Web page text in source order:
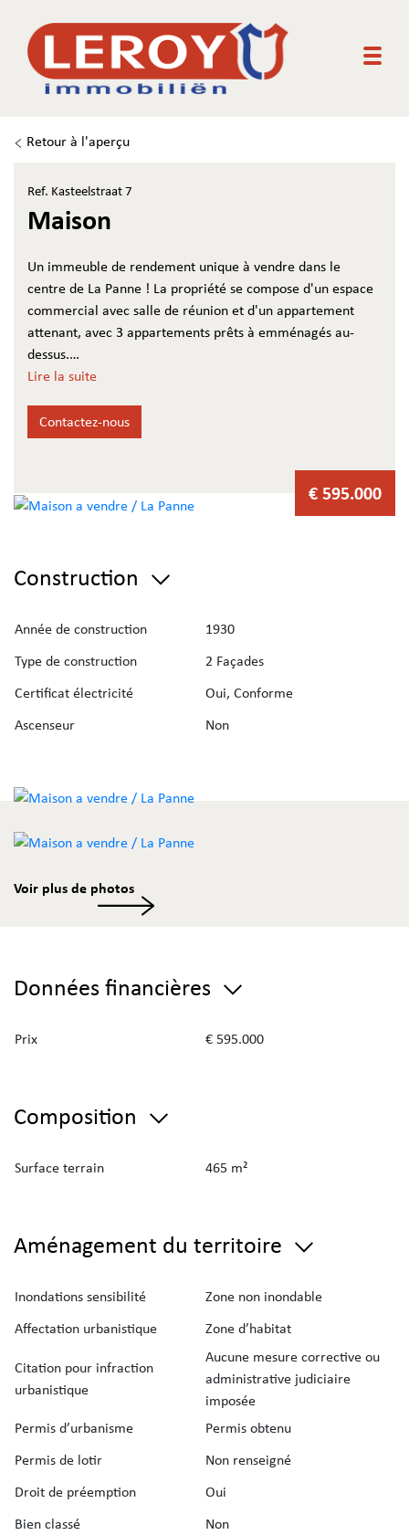
Retour à l'aperçu
Ref. Kasteelstraat 7
Maison
Un immeuble de rendement unique à vendre dans le
centre de La Panne ! La propriété se compose d'un espace
commercial avec salle de réunion et d'un appartement
attenant, avec 3 appartements prêts à emménagés au-
dessus.
Les appartements ont un score PEB B.
Lire la suite
Contactez-nous
€ 595.000
Construction
Année de construction
1930
Type de construction
2 Façades
Certificat électricité
Oui, Conforme
Ascenseur
Non
Voir plus de photos
Données financières
Prix € 595.000
Composition
Surface terrain 465 m²
Aménagement du territoire
Inondations sensibilité
Zone non inondable
Affectation urbanistique
Zone d’habitat
Citation pour infraction
urbanistique
Aucune mesure corrective ou
administrative judiciaire
imposée
Permis d’urbanisme
Permis obtenu
Permis de lotir
Non renseigné
Droit de préemption
Oui
Bien classé
Non